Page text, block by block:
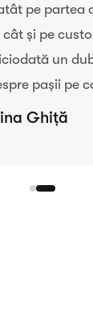
pe partea
și pe
un
pașii pe
trebuie
echipă!
Ghiță